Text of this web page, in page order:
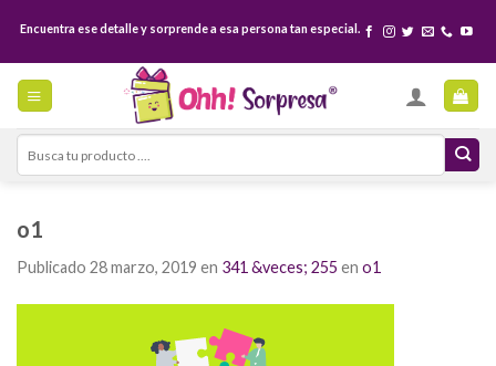
content
Encuentra ese detalle y sorprende a esa persona tan especial.
Search
for:
o1
Publicado 28 marzo, 2019 en 341 &veces; 255 en o1